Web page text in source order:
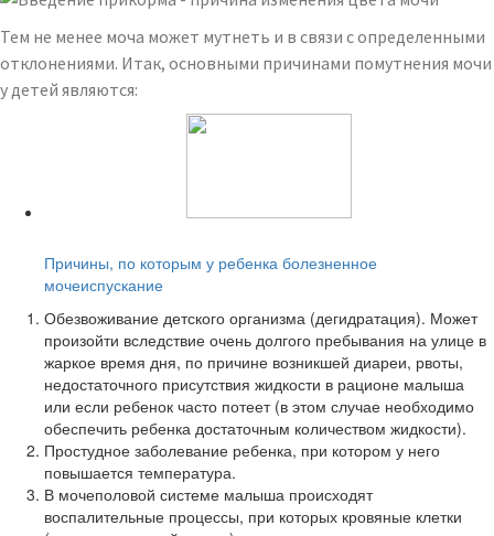
Тем не менее моча может мутнеть и в связи с определенными
отклонениями. Итак, основными причинами помутнения мочи
у детей являются:
Причины, по которым у ребенка болезненное
мочеиспускание
Обезвоживание детского организма (дегидратация). Может
произойти вследствие очень долгого пребывания на улице в
жаркое время дня, по причине возникшей диареи, рвоты,
недостаточного присутствия жидкости в рационе малыша
или если ребенок часто потеет (в этом случае необходимо
обеспечить ребенка достаточным количеством жидкости).
Простудное заболевание ребенка, при котором у него
повышается температура.
В мочеполовой системе малыша происходят
воспалительные процессы, при которых кровяные клетки